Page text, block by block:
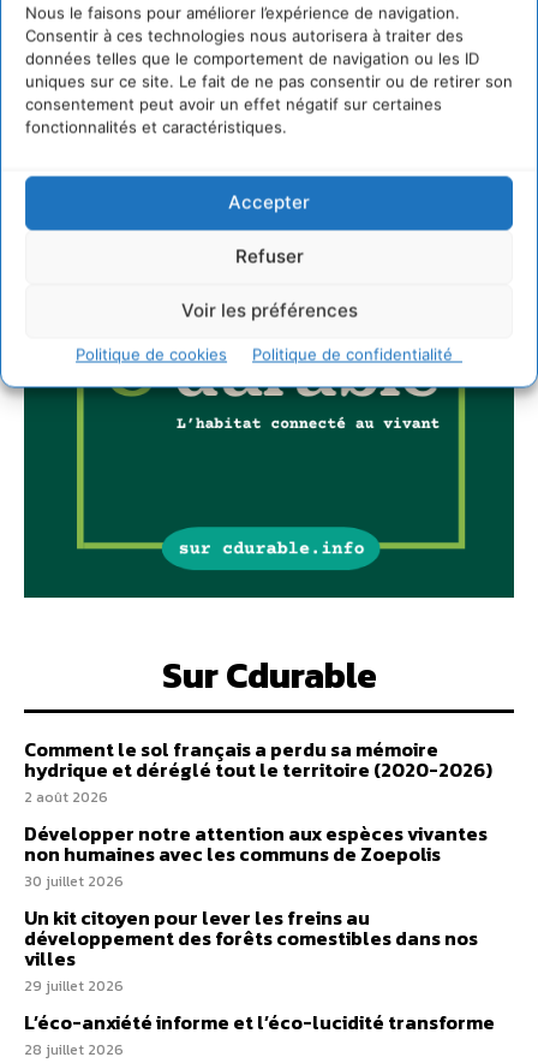
Nous le faisons pour améliorer l’expérience de navigation.
Consentir à ces technologies nous autorisera à traiter des
données telles que le comportement de navigation ou les ID
uniques sur ce site. Le fait de ne pas consentir ou de retirer son
consentement peut avoir un effet négatif sur certaines
fonctionnalités et caractéristiques.
Accepter
Refuser
Voir les préférences
Politique de cookies Politique de confidentialité
JE M'ABONNE
Sur Cdurable
Comment le sol français a perdu sa mémoire
hydrique et déréglé tout le territoire (2020-2026)
2 août 2026
Développer notre attention aux espèces vivantes
non humaines avec les communs de Zoepolis
30 juillet 2026
Un kit citoyen pour lever les freins au
développement des forêts comestibles dans nos
villes
29 juillet 2026
L’éco-anxiété informe et l’éco-lucidité transforme
28 juillet 2026